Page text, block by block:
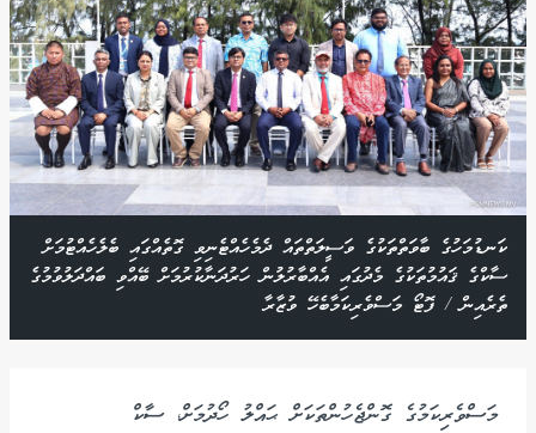
ކަނޑުމަހުގެ ބާވަތްތަކުގެ ވަސީލަތްތައް ދެމެހެއްޓެނިވި ގޮތެއްގައި ބެލެހެއްޓުމަށް
ސާކްގެ ޤައުމުތަކުގެ މެދުގައި އެއްބާރުލުން ހަރުދަނާކުރުމަށް ބޭއްވި ބައްދަލުވުމުގެ
ތެރެއިން / ފޮޓޯ މަސްވެރިކަމާބެހޭ ވުޒާރާ
މަސްވެރިކަމުގެ ގޮންޖެހުންތަކަށް ޙައްލު ހޯދުމަށް، ސާކް